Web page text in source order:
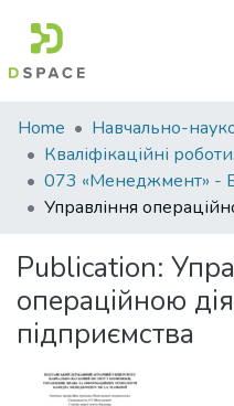
Communities
&
Collections
All of DSpace
Statistics
Home
Publication:
операційною
підприємства